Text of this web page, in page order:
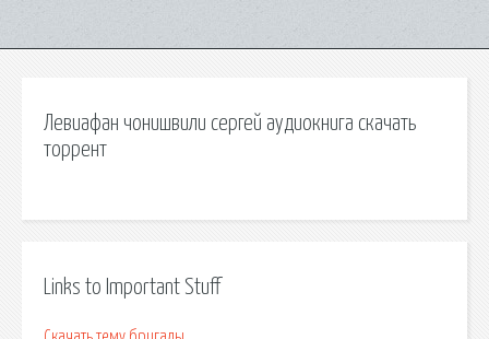
Левиафан чонишвили сергей аудиокнига скачать
торрент
Links to Important Stuff